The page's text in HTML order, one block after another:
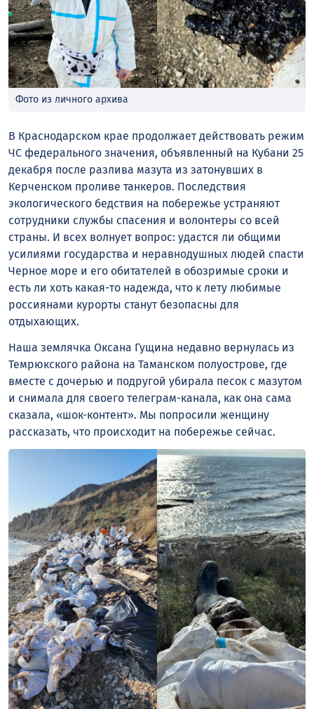
Фото из личного архива
В Краснодарском крае продолжает действовать режим
ЧС федерального значения, объявленный на Кубани 25
декабря после разлива мазута из затонувших в
Керченском проливе танкеров. Последствия
экологического бедствия на побережье устраняют
сотрудники службы спасения и волонтеры со всей
страны. И всех волнует вопрос: удастся ли общими
усилиями государства и неравнодушных людей спасти
Черное море и его обитателей в обозримые сроки и
есть ли хоть какая-то надежда, что к лету любимые
россиянами курорты станут безопасны для
отдыхающих.
Наша землячка Оксана Гущина недавно вернулась из
Темрюкского района на Таманском полуострове, где
вместе с дочерью и подругой убирала песок с мазутом
и снимала для своего телеграм-канала, как она сама
сказала, «шок-контент». Мы попросили женщину
рассказать, что происходит на побережье сейчас.